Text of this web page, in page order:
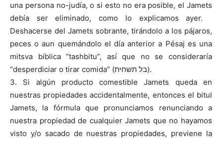
una persona no-judía, o si esto no era posible, el Jamets
debía ser eliminado, como lo explicamos ayer.
Deshacerse del Jamets sobrante, tirándolo a los pájaros,
peces o aun quemándolo el día anterior a Pésaj es una
mitsva bíblica “tashbitu”, así que no se consideraría
“desperdiciar o tirar comida” (בל תשחית).
3. Si algún producto comestible Jamets queda en
nuestras propiedades accidentalmente, entonces el bitul
Jamets, la fórmula que pronunciamos renunciando a
nuestra propiedad de cualquier Jamets que no hayamos
visto y/o sacado de nuestras propiedades, previene la